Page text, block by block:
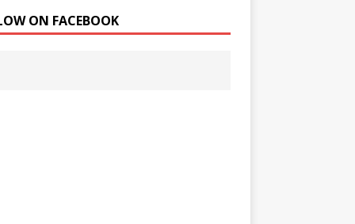
ON FACEBOOK